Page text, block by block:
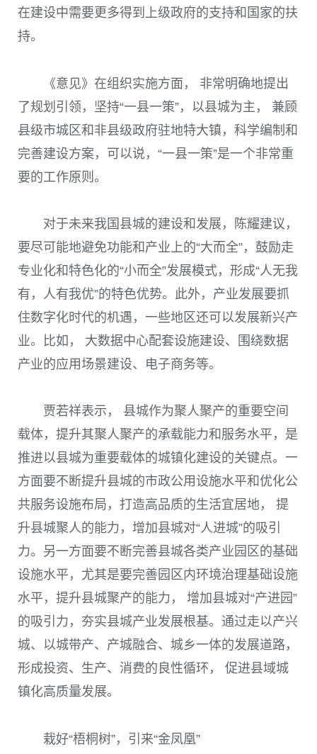
在建设中需要更多得到上级政府的支持和国家的扶
持。
《意见》在组织实施方面， 非常明确地提出
了规划引领，坚持“一县一策”，以县城为主， 兼顾
县级市城区和非县级政府驻地特大镇，科学编制和
完善建设方案，可以说，“一县一策”是一个非常重
要的工作原则。
对于未来我国县城的建设和发展，陈耀建议，
要尽可能地避免功能和产业上的“大而全”，鼓励走
专业化和特色化的“小而全”发展模式，形成“人无我
有，人有我优”的特色优势。此外，产业发展要抓
住数字化时代的机遇，一些地区还可以发展新兴产
业。比如， 大数据中心配套设施建设、围绕数据
产业的应用场景建设、电子商务等。
贾若祥表示， 县城作为聚人聚产的重要空间
载体，提升其聚人聚产的承载能力和服务水平，是
推进以县城为重要载体的城镇化建设的关键点。一
方面要不断提升县城的市政公用设施水平和优化公
共服务设施布局，打造高品质的生活宜居地， 提
升县城聚人的能力，增加县城对“人进城”的吸引
力。另一方面要不断完善县城各类产业园区的基础
设施水平，尤其是要完善园区内环境治理基础设施
水平，提升县城聚产的能力， 增加县城对“产进园”
的吸引力，夯实县城产业发展根基。通过走以产兴
城、以城带产、产城融合、城乡一体的发展道路，
形成投资、生产、消费的良性循环， 促进县域城
镇化高质量发展。
栽好“梧桐树”，引来“金凤凰”